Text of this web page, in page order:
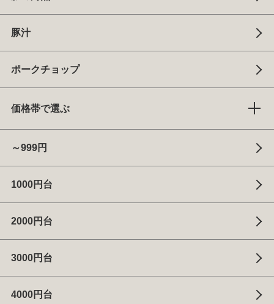
豚汁
ポークチョップ
価格帯で選ぶ
～999円
1000円台
2000円台
3000円台
4000円台